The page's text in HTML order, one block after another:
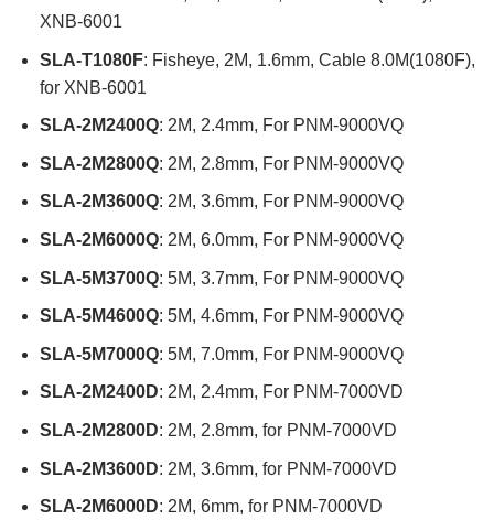
XNB-6001
SLA-T1080F: Fisheye, 2M, 1.6mm, Cable 8.0M(1080F),
for XNB-6001
SLA-2M2400Q: 2M, 2.4mm, For PNM-9000VQ
SLA-2M2800Q: 2M, 2.8mm, For PNM-9000VQ
SLA-2M3600Q: 2M, 3.6mm, For PNM-9000VQ
SLA-2M6000Q: 2M, 6.0mm, For PNM-9000VQ
SLA-5M3700Q: 5M, 3.7mm, For PNM-9000VQ
SLA-5M4600Q: 5M, 4.6mm, For PNM-9000VQ
SLA-5M7000Q: 5M, 7.0mm, For PNM-9000VQ
SLA-2M2400D: 2M, 2.4mm, For PNM-7000VD
SLA-2M2800D: 2M, 2.8mm, for PNM-7000VD
SLA-2M3600D: 2M, 3.6mm, for PNM-7000VD
SLA-2M6000D: 2M, 6mm, for PNM-7000VD